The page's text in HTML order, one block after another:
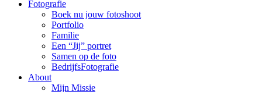
Fotografie
Boek nu jouw fotoshoot
Portfolio
Familie
Een “Jij” portret
Samen op de foto
BedrijfsFotografie
About
Mijn Missie